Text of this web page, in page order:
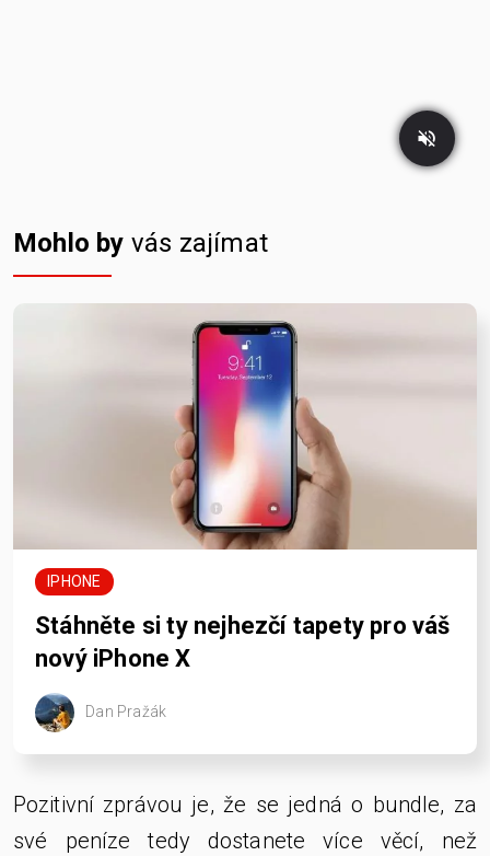
Mohlo by vás zajímat
IPHONE
Stáhněte si ty nejhezčí tapety pro váš
nový iPhone X
Dan Pražák
Pozitivní zprávou je, že se jedná o bundle, za
své peníze tedy dostanete více věcí, než